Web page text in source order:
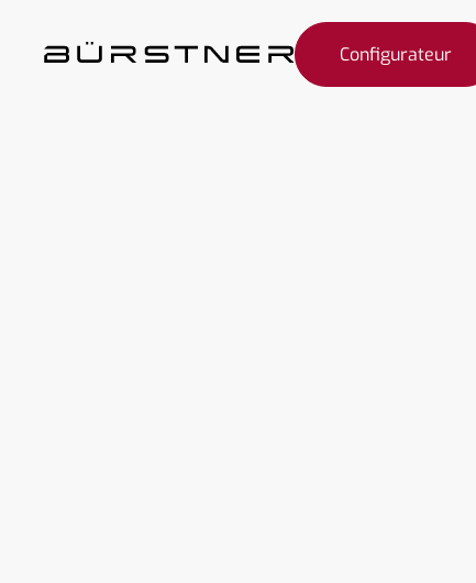
Configurateur